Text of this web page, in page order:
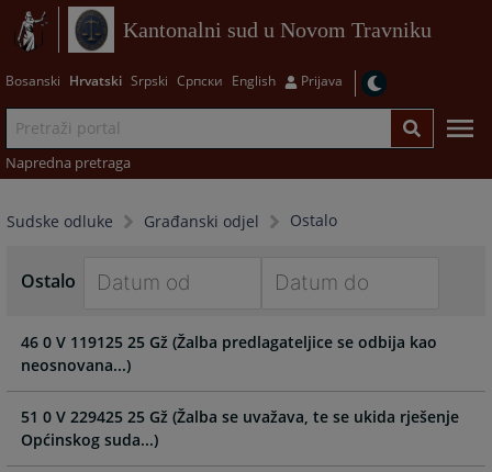
Kantonalni sud u Novom Travniku
Bosanski Hrvatski Srpski Српски English Prijava
Napredna pretraga
Sudske odluke Građanski odjel Ostalo
Ostalo
forward
to
interact
with
the
calendar
forward
interact
with
calendar
46 0 V 119125 25 Gž (Žalba predlagateljice se odbija kao
neosnovana...)
51 0 V 229425 25 Gž (Žalba se uvažava, te se ukida rješenje
Općinskog suda...)